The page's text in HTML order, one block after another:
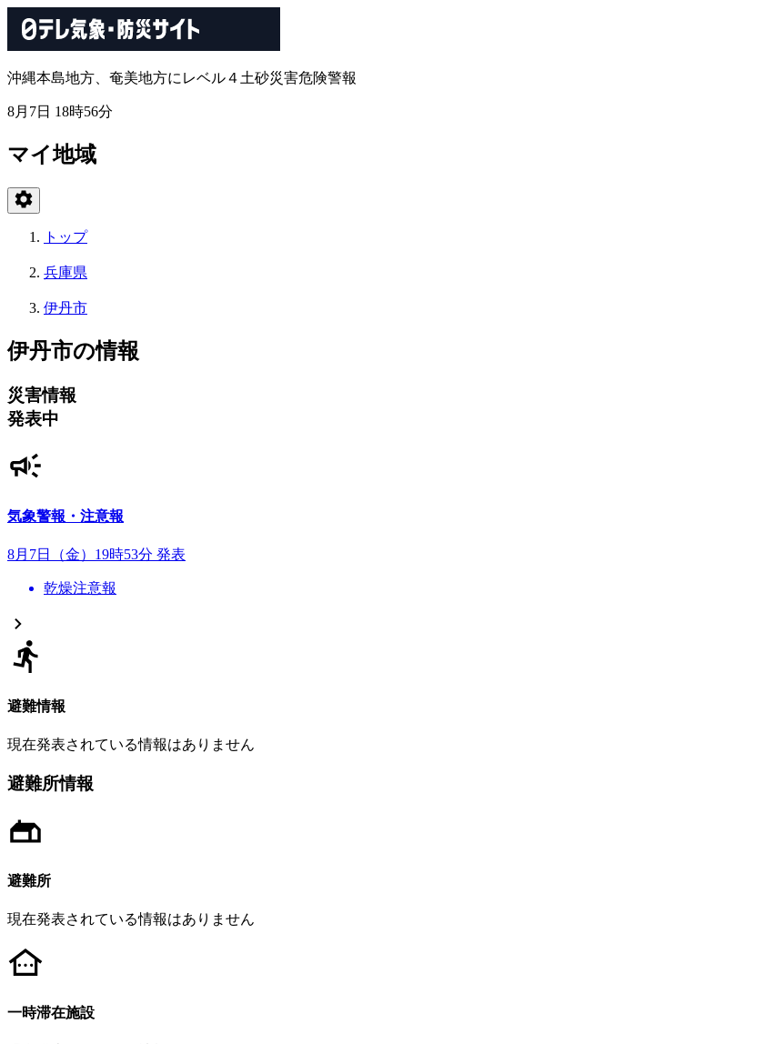
沖縄本島地方、奄美地方にレベル４土砂災害危険警報
8月7日 18時56分
マイ地域
トップ
兵庫県
伊丹市
伊丹市の情報
災害情報
発表中
気象警報・注意報
8月7日（金）19時53分 発表
乾燥注意報
避難情報
現在発表されている情報はありません
避難所情報
避難所
現在発表されている情報はありません
一時滞在施設